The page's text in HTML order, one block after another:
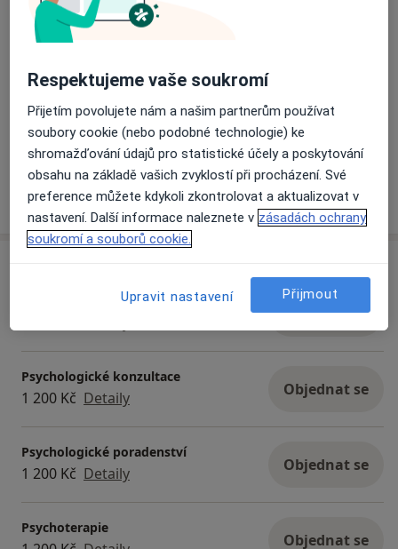
Na konzultaci je třeba se objednat předem, a to
konzultace je přizpůsoben klientovi, pracuji včetně
víkendů a státních svátků i mimo standardní pracovní
dobu. Objednací doba do mé praxe je zhruba týden,
ale často to může být i rychleji.
Zobrazit galerii (2)
Více
o zkušenostech
Individuální psychoterapie
Objednat se
Psychologické konzultace
1 200 Kč Detaily Objednat se
Psychologické poradenství
1 200 Kč Detaily Objednat se
Psychoterapie
Objednat se
Respektujeme vaše soukromí
Přijetím povolujete nám a našim partnerům používat
soubory cookie (nebo podobné technologie) ke
shromažďování údajů pro statistické účely a poskytování
obsahu na základě vašich zvyklostí při procházení. Své
preference můžete kdykoli zkontrolovat a aktualizovat v
nastavení. Další informace naleznete v zásadách ochrany
soukromí a souborů cookie.
Upravit nastavení Přijmout